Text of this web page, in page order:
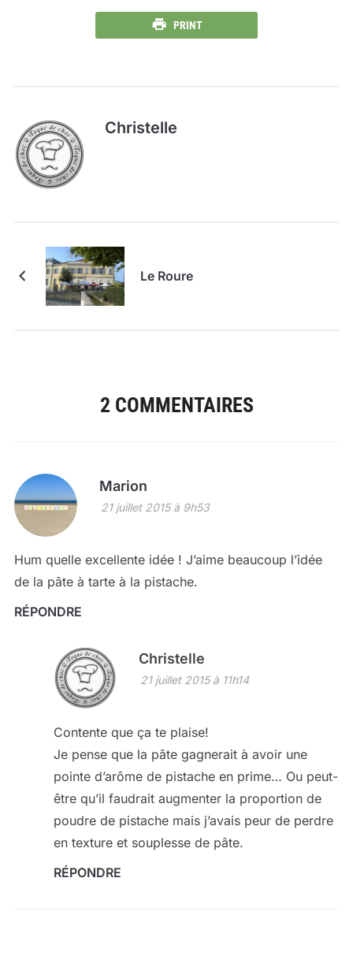
PRINT
Christelle
Le Roure
2 COMMENTAIRES
Marion
21 juillet 2015 à 9h53
Hum quelle excellente idée ! J’aime beaucoup l’idée
de la pâte à tarte à la pistache.
RÉPONDRE
Christelle
21 juillet 2015 à 11h14
Contente que ça te plaise!
Je pense que la pâte gagnerait à avoir une
pointe d’arôme de pistache en prime… Ou peut-
être qu’il faudrait augmenter la proportion de
poudre de pistache mais j’avais peur de perdre
en texture et souplesse de pâte.
RÉPONDRE